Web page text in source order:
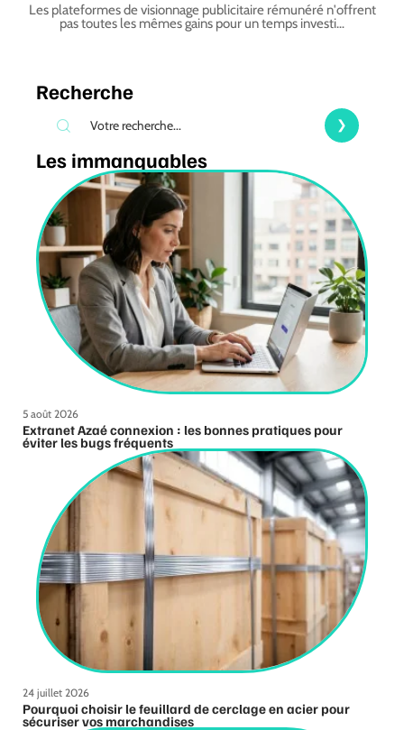
Les plateformes de visionnage publicitaire rémunéré n'offrent
pas toutes les mêmes gains pour un temps investi…
Recherche
Les immanquables
5 août 2026
Extranet Azaé connexion : les bonnes pratiques pour
éviter les bugs fréquents
24 juillet 2026
Pourquoi choisir le feuillard de cerclage en acier pour
sécuriser vos marchandises